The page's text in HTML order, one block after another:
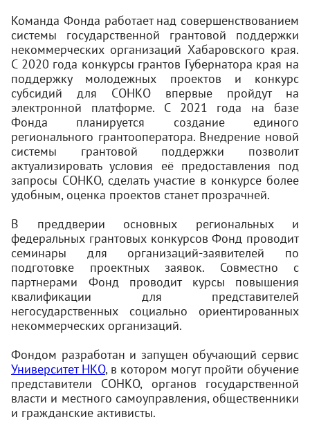
Команда Фонда работает над совершенствованием
системы государственной грантовой поддержки
некоммерческих организаций Хабаровского края.
С 2020 года конкурсы грантов Губернатора края на
поддержку молодежных проектов и конкурс
субсидий для СОНКО впервые пройдут на
электронной платформе. С 2021 года на базе
Фонда планируется создание единого
регионального грантооператора. Внедрение новой
системы грантовой поддержки позволит
актуализировать условия её предоставления под
запросы СОНКО, сделать участие в конкурсе более
удобным, оценка проектов станет прозрачней.
В преддверии основных региональных и
федеральных грантовых конкурсов Фонд проводит
семинары для организаций-заявителей по
подготовке проектных заявок. Совместно с
партнерами Фонд проводит курсы повышения
квалификации для представителей
негосударственных социально ориентированных
некоммерческих организаций.
Фондом разработан и запущен обучающий сервис
Университет НКО, в котором могут пройти обучение
представители СОНКО, органов государственной
власти и местного самоуправления, общественники
и гражданские активисты.